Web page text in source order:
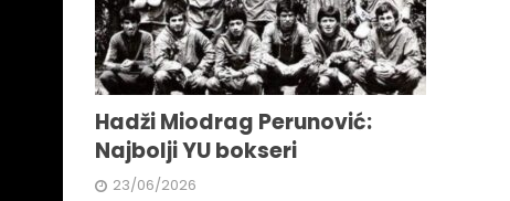
Hadži Miodrag Perunović:
Najbolji YU bokseri
23/06/2026